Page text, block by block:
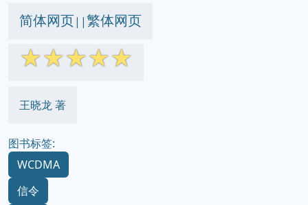
简体网页||繁体网页
☆☆☆☆☆
王晓龙 著
图书标签:
WCDMA
信令